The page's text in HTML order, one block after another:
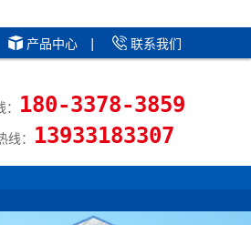
产品中心 | 联系我们
180-3378-3859
： 13933183307